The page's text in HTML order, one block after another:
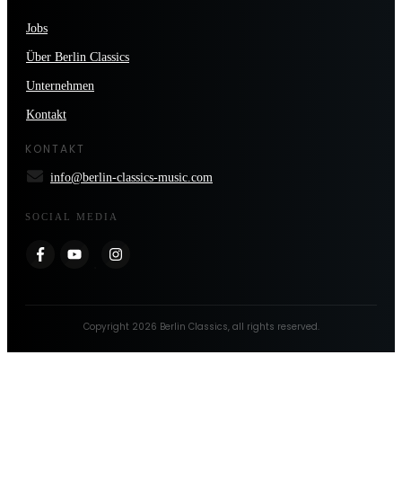
Jobs
Über Berlin Classics
Unternehmen
Kontakt
KONTAKT
info@berlin-classics-music.com
SOCIAL MEDIA
Copyright 2026 Berlin Classics, all rights reserved.